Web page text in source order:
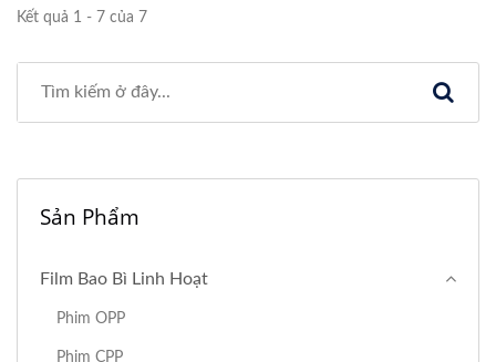
Kết quả 1 - 7 của 7
Sản Phẩm
Film Bao Bì Linh Hoạt
Phim OPP
Phim CPP